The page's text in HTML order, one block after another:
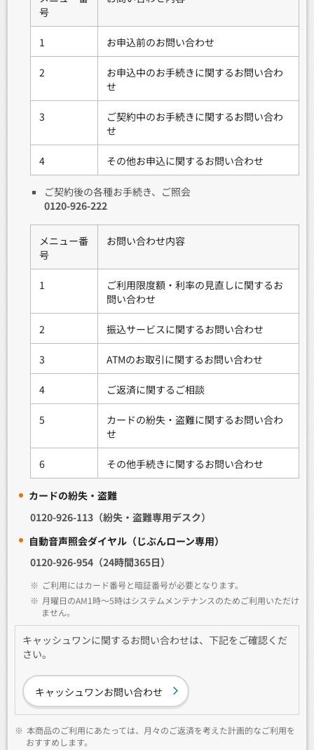
号
1 お申込前のお問い合わせ
2
お申込中のお手続きに関するお問い合わ
せ
3
ご契約中のお手続きに関するお問い合わ
せ
4 その他お申込に関するお問い合わせ
ご契約後の各種お手続き、ご照会
0120-926-222
メニュー番
号
お問い合わせ内容
1
ご利用限度額・利率の見直しに関するお
問い合わせ
2 振込サービスに関するお問い合わせ
3 ATMのお取引に関するお問い合わせ
4 ご返済に関するご相談
5
カードの紛失・盗難に関するお問い合わ
せ
6 その他手続きに関するお問い合わせ
カードの紛失・盗難
0120-926-113（紛失・盗難専用デスク）
自動音声照会ダイヤル（じぶんローン専用）
0120-926-954（24時間365日）
※ ご利用にはカード番号と暗証番号が必要となります。
※ 月曜日のAM1時～5時はシステムメンテナンスのためご利用いただけ
ません。
キャッシュワンに関するお問い合わせは、下記をご確認くだ
さい。
キャッシュワンお問い合わせ
※ 本商品のご利用にあたっては、月々のご返済を考えた計画的なご利用を
おすすめします。